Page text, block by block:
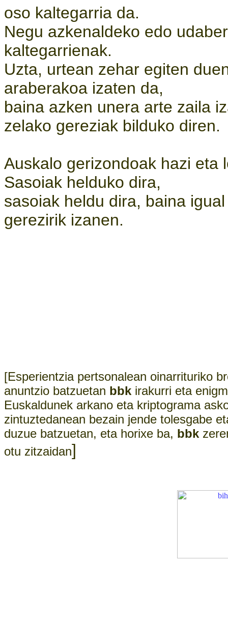
oso kaltegarria da.
Negu azkenaldeko edo
kaltegarrienak.
Uzta, urtean zehar egiten
araberakoa izaten da,
baina azken unera arte zaila
zelako gereziak bilduko diren.
Auskalo gerizondoak hazi eta
Sasoiak helduko dira,
sasoiak heldu dira, baina
gerezirik izanen.
[Esperientzia pertsonalean oinarrituriko
anuntzio batzuetan bbk irakurri eta
Euskaldunek arkano eta kriptograma
zintuztedanean bezain jende tolesgabe
duzue batzuetan, eta horixe ba, bbk
otu zitzaidan]